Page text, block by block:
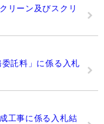
リーン及びスクリ
委託料」に係る入札
工事に係る入札結